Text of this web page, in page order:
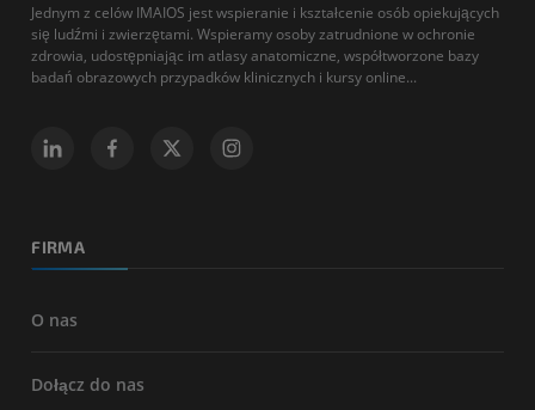
Jednym z celów IMAIOS jest wspieranie i kształcenie osób opiekujących
się ludźmi i zwierzętami. Wspieramy osoby zatrudnione w ochronie
zdrowia, udostępniając im atlasy anatomiczne, współtworzone bazy
badań obrazowych przypadków klinicznych i kursy online...
FIRMA
O nas
Dołącz do nas